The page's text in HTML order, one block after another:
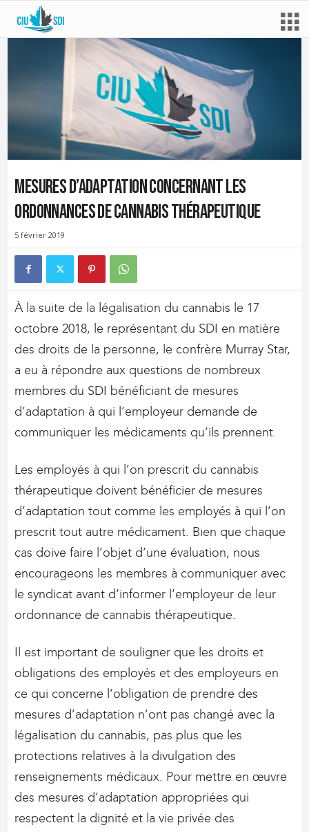
Mesures d’adaptation concernant les
ordonnances de cannabis thérapeutique
5 février 2019
À la suite de la légalisation du cannabis le 17
octobre 2018, le représentant du SDI en matière
des droits de la personne, le confrère Murray Star,
a eu à répondre aux questions de nombreux
membres du SDI bénéficiant de mesures
d’adaptation à qui l’employeur demande de
communiquer les médicaments qu’ils prennent.
Les employés à qui l’on prescrit du cannabis
thérapeutique doivent bénéficier de mesures
d’adaptation tout comme les employés à qui l’on
prescrit tout autre médicament. Bien que chaque
cas doive faire l’objet d’une évaluation, nous
encourageons les membres à communiquer avec
le syndicat avant d’informer l’employeur de leur
ordonnance de cannabis thérapeutique.
Il est important de souligner que les droits et
obligations des employés et des employeurs en
ce qui concerne l’obligation de prendre des
mesures d’adaptation n’ont pas changé avec la
légalisation du cannabis, pas plus que les
protections relatives à la divulgation des
renseignements médicaux. Pour mettre en œuvre
des mesures d’adaptation appropriées qui
respectent la dignité et la vie privée des